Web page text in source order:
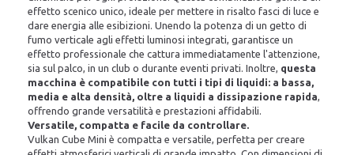
effetto scenico unico, ideale per mettere in risalto fasci di luce e
dare energia alle esibizioni. Unendo la potenza di un getto di
fumo verticale agli effetti luminosi integrati, garantisce un
effetto professionale che cattura immediatamente l'attenzione,
sia sul palco, in un club o durante eventi privati. Inoltre, questa
macchina è compatibile con tutti i tipi di liquidi: a bassa,
media e alta densità, oltre a liquidi a dissipazione rapida,
offrendo grande versatilità e prestazioni affidabili.
Versatile, compatta e facile da controllare.
Vulkan Cube Mini è compatta e versatile, perfetta per creare